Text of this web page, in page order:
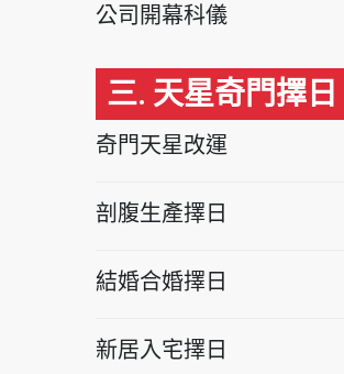
公司開幕科儀
三. 天星奇門擇日
奇門天星改運
剖腹生產擇日
結婚合婚擇日
新居入宅擇日